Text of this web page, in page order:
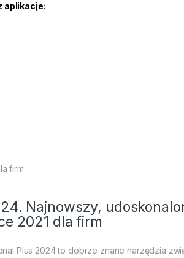
aplikacje:
Najnowszy,
Plus 2024 to dobrze znane narzędzia